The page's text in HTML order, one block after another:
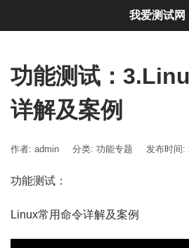
功能测试：
详解及案例
作者: admin 分类: 功能专题 发布时间:
功能测试：
Linux常用命令详解及案例
我爱测试网